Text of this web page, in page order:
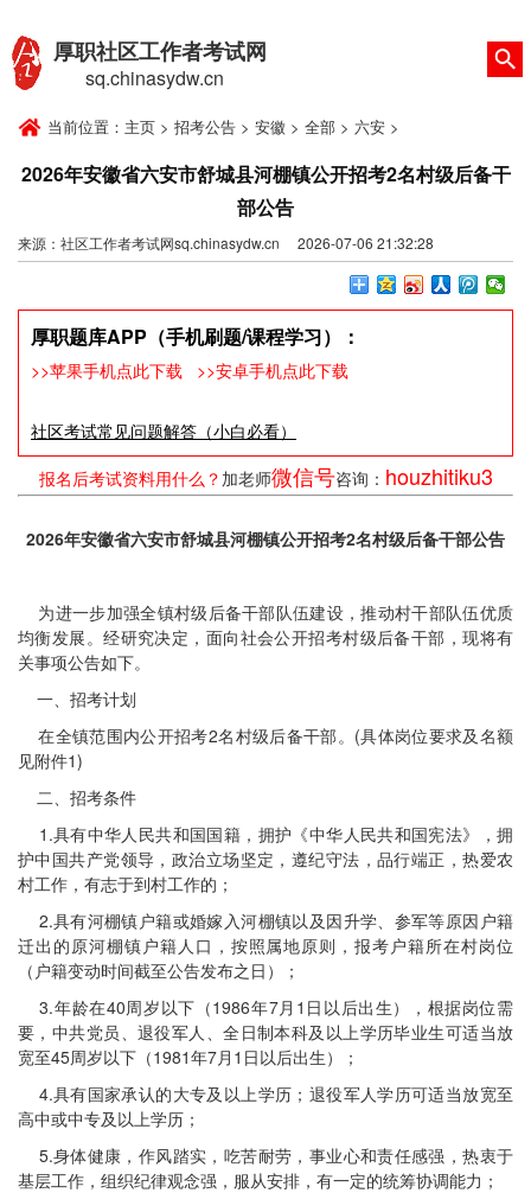
厚职社区工作者考试网
sq.chinasydw.cn
当前位置： 主页 > 招考公告 > 安徽 > 全部 > 六安 >
2026年安徽省六安市舒城县河棚镇公开招考2名村级后备干
部公告
来源：社区工作者考试网sq.chinasydw.cn 2026-07-06 21:32:28
厚职题库APP（手机刷题/课程学习）：
>>苹果手机点此下载 >>安卓手机点此下载
社区考试常见问题解答（小白必看）
报名后考试资料用什么？ 加老师微信号咨询： houzhitiku3
2026年安徽省六安市舒城县河棚镇公开招考2名村级后备干部公告
为进一步加强全镇村级后备干部队伍建设，推动村干部队伍优质
均衡发展。经研究决定，面向社会公开招考村级后备干部，现将有
关事项公告如下。
一、招考计划
在全镇范围内公开招考2名村级后备干部。(具体岗位要求及名额
见附件1)
二、招考条件
1.具有中华人民共和国国籍，拥护《中华人民共和国宪法》，拥
护中国共产党领导，政治立场坚定，遵纪守法，品行端正，热爱农
村工作，有志于到村工作的；
2.具有河棚镇户籍或婚嫁入河棚镇以及因升学、参军等原因户籍
迁出的原河棚镇户籍人口，按照属地原则，报考户籍所在村岗位
（户籍变动时间截至公告发布之日）；
3.年龄在40周岁以下（1986年7月1日以后出生），根据岗位需
要，中共党员、退役军人、全日制本科及以上学历毕业生可适当放
宽至45周岁以下（1981年7月1日以后出生）；
4.具有国家承认的大专及以上学历；退役军人学历可适当放宽至
高中或中专及以上学历；
5.身体健康，作风踏实，吃苦耐劳，事业心和责任感强，热衷于
基层工作，组织纪律观念强，服从安排，有一定的统筹协调能力；